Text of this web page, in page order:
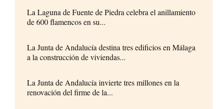
La Laguna de Fuente de Piedra celebra el anillamiento
de 600 flamencos en su...
La Junta de Andalucía destina tres edificios en Málaga
a la construcción de viviendas...
La Junta de Andalucía invierte tres millones en la
renovación del firme de la...